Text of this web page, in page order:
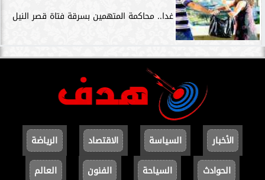
غدا.. محاكمة المتهمين بسرقة فتاة قصر النيل
الأخبار السياسة الاقتصاد
الرياضة
الحوادث
السياحة الفنون
العالم